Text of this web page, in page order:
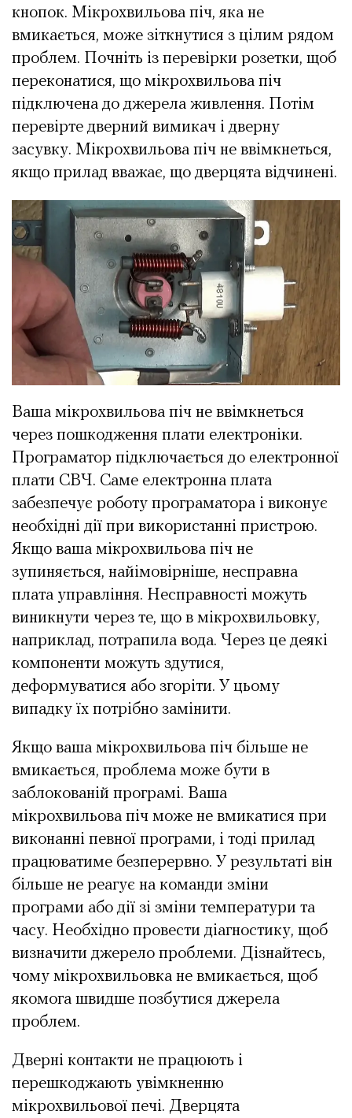
кнопок. Мікрохвильова піч, яка не
вмикається, може зіткнутися з цілим рядом
проблем. Почніть із перевірки розетки, щоб
переконатися, що мікрохвильова піч
підключена до джерела живлення. Потім
перевірте дверний вимикач і дверну
засувку. Мікрохвильова піч не ввімкнеться,
якщо прилад вважає, що дверцята відчинені.
Ваша мікрохвильова піч не ввімкнеться
через пошкодження плати електроніки.
Програматор підключається до електронної
плати СВЧ. Саме електронна плата
забезпечує роботу програматора і виконує
необхідні дії при використанні пристрою.
Якщо ваша мікрохвильова піч не
зупиняється, найімовірніше, несправна
плата управління. Несправності можуть
виникнути через те, що в мікрохвильовку,
наприклад, потрапила вода. Через це деякі
компоненти можуть здутися,
деформуватися або згоріти. У цьому
випадку їх потрібно замінити.
Якщо ваша мікрохвильова піч більше не
вмикається, проблема може бути в
заблокованій програмі. Ваша
мікрохвильова піч може не вмикатися при
виконанні певної програми, і тоді прилад
працюватиме безперервно. У результаті він
більше не реагує на команди зміни
програми або дії зі зміни температури та
часу. Необхідно провести діагностику, щоб
визначити джерело проблеми. Дізнайтесь,
чому мікрохвильовка не вмикається, щоб
якомога швидше позбутися джерела
проблем.
Дверні контакти не працюють і
перешкоджають увімкненню
мікрохвильової печі. Дверцята